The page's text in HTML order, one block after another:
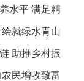
水平 满足精
就绿水青山
助推乡村振
民增收致富